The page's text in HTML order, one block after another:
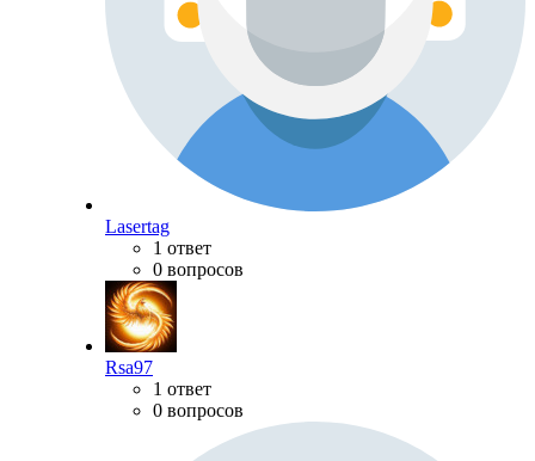
Lasertag
1 ответ
0 вопросов
Rsa97
1 ответ
0 вопросов